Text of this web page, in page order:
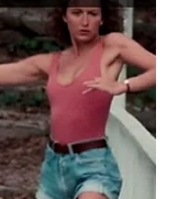
osećati kao da
Dala je
vrata